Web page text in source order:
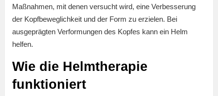
Maßnahmen, mit denen versucht wird, eine Verbesserung
der Kopfbeweglichkeit und der Form zu erzielen. Bei
ausgeprägten Verformungen des Kopfes kann ein Helm
helfen.
Wie die Helmtherapie
funktioniert